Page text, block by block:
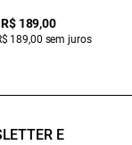
R$ 189,00
189,00 sem juros
E